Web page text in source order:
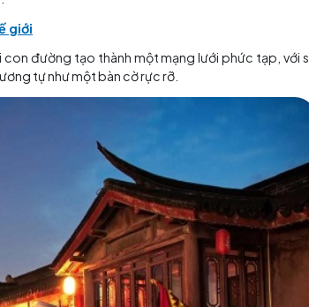
của Thượng Hải, ven bờ hồ Điện Sơn rộng lớn
hồ". Điện Sơn (Dianshan) - ngọn núi
quang cảnh tuyệt đẹp của hồ Điện Sơn.
cho du khách.
đại nhất thế giới
nhau. Mỗi con đường tạo thành một